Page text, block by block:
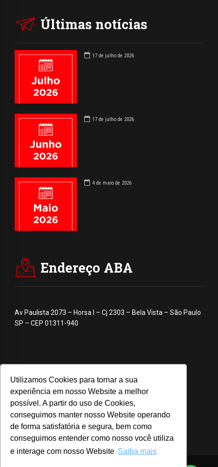
Utilizamos Cookies para tornar a sua
experiência em nosso Website a melhor
possível. A partir do uso de Cookies,
conseguimos manter nosso Website operando
de forma satisfatória e segura, bem como
conseguimos entender como nosso você utiliza
e interage com nosso Website Saiba mais
Últimas notícias
17 de julho de 2026
17 de julho de 2026
4 de maio de 2026
Endereço ABA
Av Paulista 2073 – Horsa I – Cj 2303 – Bela Vista – São Paulo
SP – CEP 01311-940